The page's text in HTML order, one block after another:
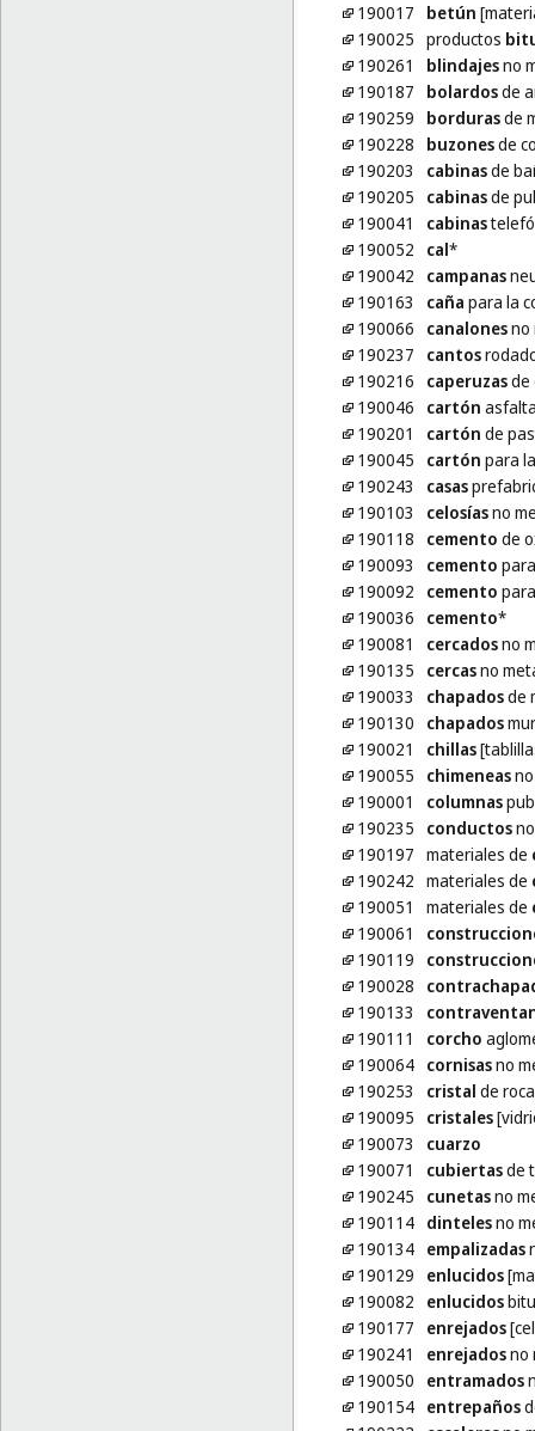
190017
betún
190025 productos
190261
blindajesno
190187
bolardosde
190259
bordurasde
190228
buzonesde
190203
cabinasde
190205
cabinasde
190041
cabinas
190052
cal*
190042
campanas
190163
caña para la
190066
canalonesno
190237
cantos
190216
caperuzasde
190046
cartón
190201
cartón de
190045
cartón para
190243
casas
190103
celosíasno
190118
cemento de
190093
cemento
190092
cemento
190036
cemento*
190081
cercadosno
190135
cercasno
190033
chapadosde
190130
chapados
190021
chillas
190055
chimeneasno
190001
columnas
190235
conductosno
190197 materiales de
190242 materiales de
190051
materiales de
190061
190119
190028
190133
190111
corcho
190064 cornisasno
190253
cristal de roca
190095
cristales
190073
cuarzo
190071
cubiertasde
190245
cunetasno
190114 dintelesno
190134 empalizadas
190129
enlucidos
190082
enlucidos
190177
enrejados
190241
enrejadosno
190050
entramados
190154 entrepaños